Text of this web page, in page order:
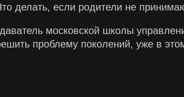
делать, если родители не
московской школы
проблему поколений, уже в